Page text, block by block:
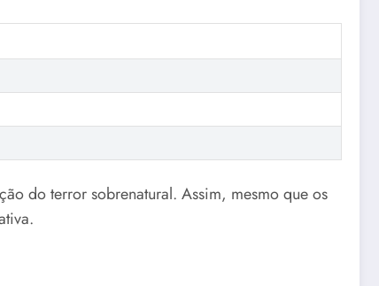
do terror sobrenatural. Assim, mesmo que os